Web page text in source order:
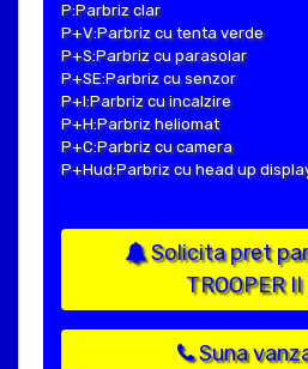
P:Parbriz clar
P+V:Parbriz cu tenta verde
P+S:Parbriz cu parasolar
P+SE:Parbriz cu senzor
P+I:Parbriz cu incalzire
P+H:Parbriz heliomat
P+C:Parbriz cu camera
P+Hud:Parbriz cu head up
Solicita pret
TROOPER
Suna